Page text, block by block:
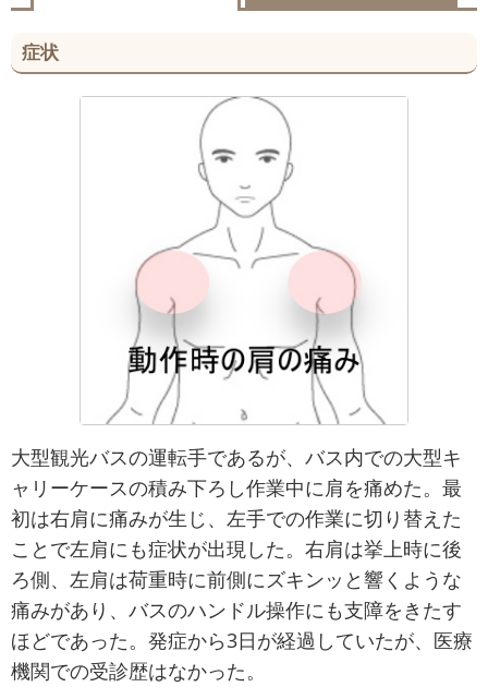
症状
大型観光バスの運転手であるが、バス内での大型キ
ャリーケースの積み下ろし作業中に肩を痛めた。最
初は右肩に痛みが生じ、左手での作業に切り替えた
ことで左肩にも症状が出現した。右肩は挙上時に後
ろ側、左肩は荷重時に前側にズキンッと響くような
痛みがあり、バスのハンドル操作にも支障をきたす
ほどであった。発症から3日が経過していたが、医療
機関での受診歴はなかった。